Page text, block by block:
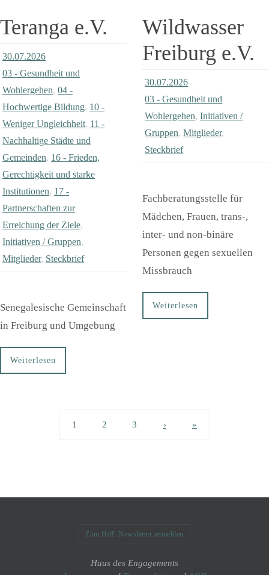
Teranga e.V.
30.07.2026
03 - Gesundheit und
Wohlergehen, 04 -
Hochwertige Bildung, 10 -
Weniger Ungleichheit, 11 -
Nachhaltige Städte und
Gemeinden, 16 - Frieden,
Gerechtigkeit und starke
Institutionen, 17 -
Partnerschaften zur
Erreichung der Ziele,
Initiativen / Gruppen,
Mitglieder, Steckbrief
Senegalesische Gemeinschaft
in Freiburg und Umgebung
Weiterlesen
Wildwasser
Freiburg e.V.
30.07.2026
03 - Gesundheit und
Wohlergehen,Initiativen /
Gruppen,Mitglieder,
Steckbrief
Fachberatungsstelle für
Mädchen, Frauen, trans-,
inter- und non-binäre
Personen gegen sexuellen
Missbrauch
Weiterlesen
1 2 3 › »
Zum HdE-Newsletter anmelden
Haus des Engagements